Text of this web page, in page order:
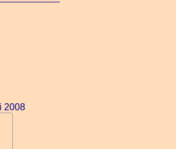
2008